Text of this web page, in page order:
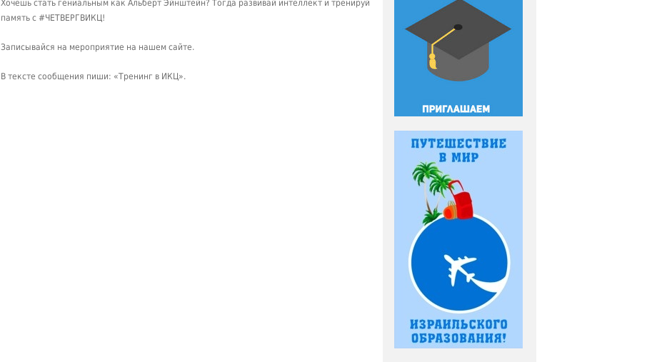
Хочешь стать гениальным как Альберт Эйнштейн? Тогда развивай интеллект и тренируй
память с #ЧЕТВЕРГВИКЦ!
Записывайся на мероприятие на нашем сайте.
В тексте сообщения пиши: «Тренинг в ИКЦ».